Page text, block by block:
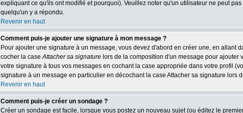
expliquant ce qu'ils ont modifié et pourquoi). Veuillez noter qu'un utilisateur ne peut
quelqu'un y a répondu.
Revenir en haut
Comment puis-je ajouter une signature à mon message ?
Pour ajouter une signature à un message, vous devez d'abord en créer une, en allant
cocher la caseAttacher sa signature lors de la composition d'un message pour ajouter
votre signature à tous vos messages en cochant la case appropriée dans votre profil
signature à un message en particulier en décochant la case Attacher sa signature lors
Revenir en haut
Comment puis-je créer un sondage ?
Créer un sondage est facile, lorsque vous postez un nouveau sujet (ou éditez le